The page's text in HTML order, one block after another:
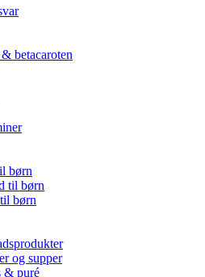
betacaroten
børn
til børn
børn
og supper
& puré